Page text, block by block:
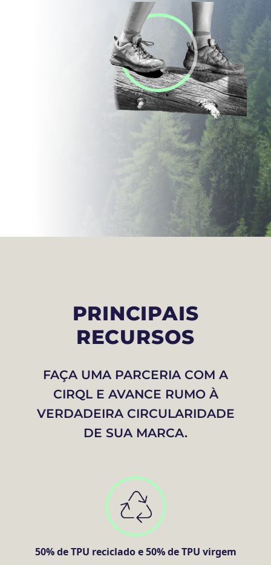
PRINCIPAIS
RECURSOS
FAÇA UMA PARCERIA COM A
CIRQL E AVANCE RUMO À
VERDADEIRA CIRCULARIDADE
DE SUA MARCA.
50% de TPU reciclado e 50% de TPU virgem